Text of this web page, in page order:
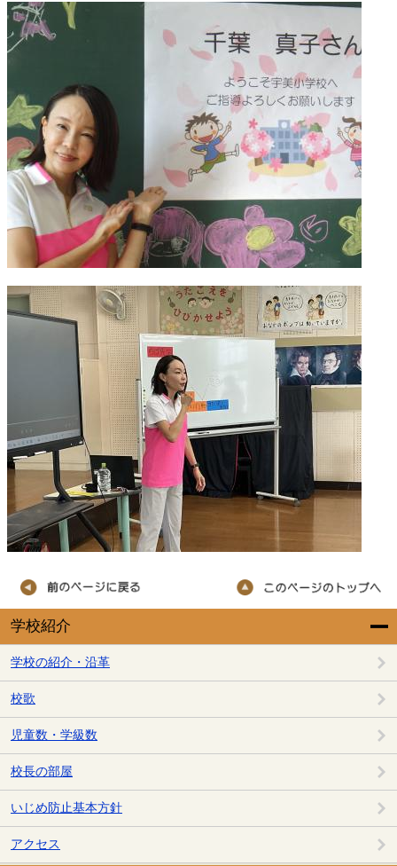
学校紹介
学校の紹介・沿革
校歌
児童数・学級数
校長の部屋
いじめ防止基本方針
アクセス